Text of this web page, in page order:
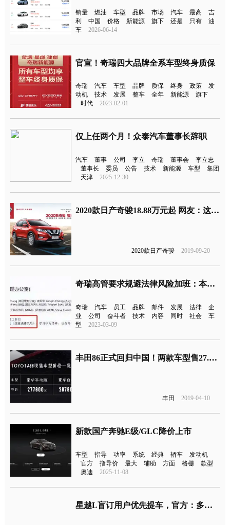
销量 燃油 车型 品牌 市场 汽车 最高
吉
利
中国 价格 新能源 旗下 还是 只有
油
车
2026-06-14
官宣！奇瑞四大品牌全系车型终身质保
奇瑞 汽车 车型 品牌 质保 终身 政策
发
动机
技术 发展 整车 全年 新能源
旗下
时代
2023-02-01
仅上任两个月！众泰汽车董事长辞职
汽车 董事 公司 李立 奇瑞 董事会
李立忠
董事长
委员 公告 技术 新能源 车型
集团
天津
2025-12-30
2020款日产奇骏18.88万元起 网友：这个价格是不是膨胀了
2020款日产奇骏 2019-09-20
奇瑞高管要求规避法律风险加班：本意不是压榨员工
奇瑞 汽车 员工 品牌 邮件 发展 法律
企
业
公司 奋斗者 技术 内容 同时 社会
车
型
2023-03-09
丰田86正式回归中国！两款车型售27.78、28.78万
丰田 2019-04-10
新款国产奔驰E级/GLC降价上市
车型 指导 功率 系统 经典 轿车
发动机
官方
指导价 最大 辅助 方面 格栅
款型
奥迪
2025-11-08
星越L盲订用户优先提车，官方：多退少不补，无需用户多花一分钱 ​​​